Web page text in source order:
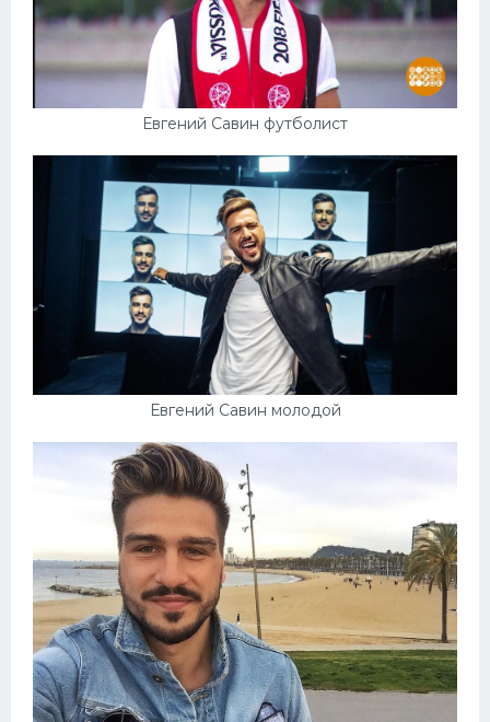
Евгений Савин футболист
Евгений Савин молодой